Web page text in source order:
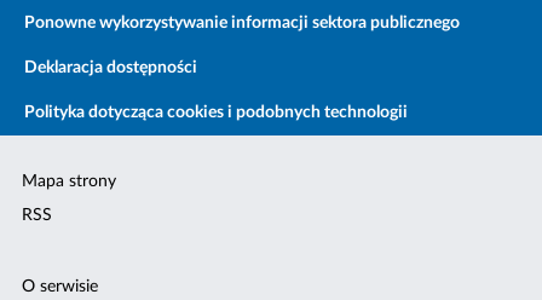
Ponowne wykorzystywanie informacji sektora publicznego
Deklaracja dostępności
Polityka dotycząca cookies i podobnych technologii
Mapa strony
RSS
O serwisie